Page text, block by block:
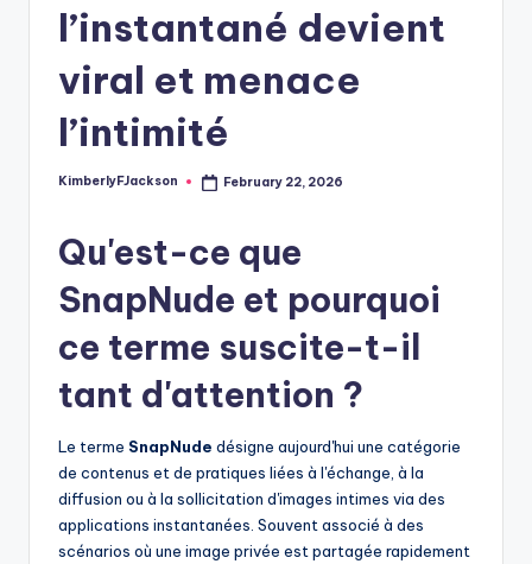
l’instantané devient
viral et menace
l’intimité
Posted
KimberlyFJackson February 22, 2026
Qu'est-ce que
SnapNude et pourquoi
ce terme suscite-t-il
tant d'attention ?
Le terme SnapNude désigne aujourd'hui une catégorie
de contenus et de pratiques liées à l'échange, à la
diffusion ou à la sollicitation d'images intimes via des
applications instantanées. Souvent associé à des
scénarios où une image privée est partagée rapidement